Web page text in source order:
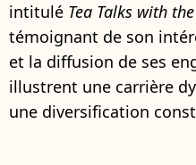
intitulé Tea Talks with
témoignant de son
et la diffusion de ses
illustrent une carrière
une diversification